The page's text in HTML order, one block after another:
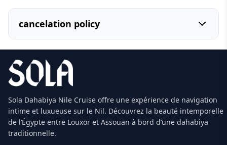
cancelation policy
Sola Dahabiya Nile Cruise offre une expérience de navigation
intime et luxueuse sur le Nil. Découvrez la beauté intemporelle
de l’Égypte entre Louxor et Assouan à bord d’une dahabiya
traditionnelle.